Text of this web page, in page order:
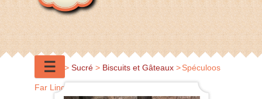
☰
Accueil > Sucré > Biscuits et Gâteaux >Spéculoos
Far Linguette des Flandres 75g